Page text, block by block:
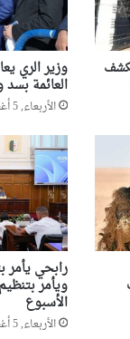
وزير الري
العائمة بسد
الأربعاء, 5 أغسطس 2026, 17:54
رابحي يأمر
ويأمر
الأسبوع
الأربعاء, 5 أغسطس 2026, 14:39